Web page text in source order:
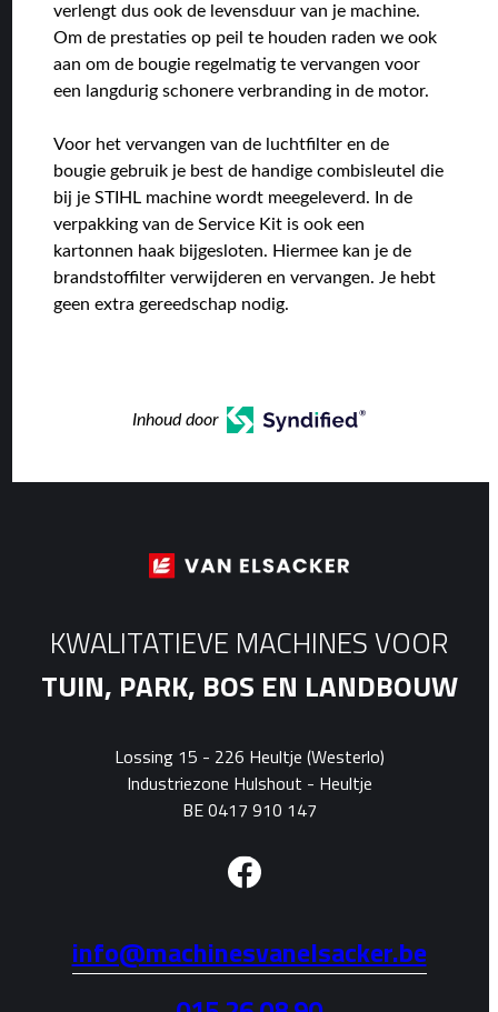
verlengt dus ook de levensduur van je machine.
Om de prestaties op peil te houden raden we ook
aan om de bougie regelmatig te vervangen voor
een langdurig schonere verbranding in de motor.
Voor het vervangen van de luchtfilter en de
bougie gebruik je best de handige combisleutel die
bij je STIHL machine wordt meegeleverd. In de
verpakking van de Service Kit is ook een
kartonnen haak bijgesloten. Hiermee kan je de
brandstoffilter verwijderen en vervangen. Je hebt
geen extra gereedschap nodig.
Inhoud door
KWALITATIEVE MACHINES VOOR
TUIN, PARK, BOS EN LANDBOUW
Lossing 15 - 226 Heultje (Westerlo)
Industriezone Hulshout - Heultje
BE 0417 910 147
info@machinesvanelsacker.be